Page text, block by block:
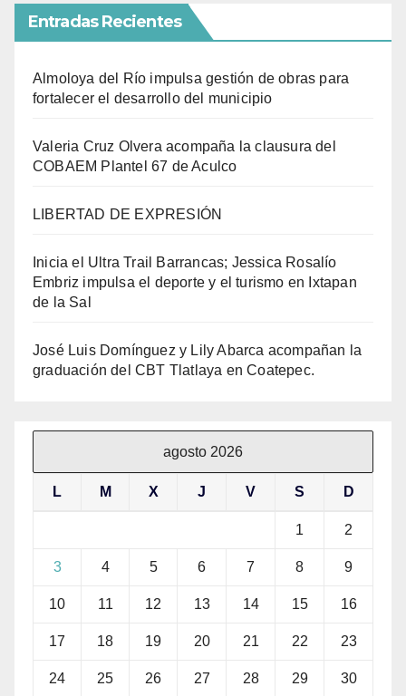
Entradas Recientes
Almoloya del Río impulsa gestión de obras para
fortalecer el desarrollo del municipio
Valeria Cruz Olvera acompaña la clausura del
COBAEM Plantel 67 de Aculco
LIBERTAD DE EXPRESIÓN
Inicia el Ultra Trail Barrancas; Jessica Rosalío
Embriz impulsa el deporte y el turismo en Ixtapan
de la Sal
José Luis Domínguez y Lily Abarca acompañan la
graduación del CBT Tlatlaya en Coatepec.
agosto 2026
L M X J V S D
1 2
3 4 5 6 7 8 9
10 11 12 13 14 15 16
17 18 19 20 21 22 23
24 25 26 27 28 29 30